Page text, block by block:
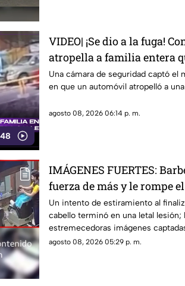
VIDEO| ¡Se dio a la fuga!
atropella a familia entera
sobre la calle
Una cámara de seguridad captó el
en que un automóvil atropelló a
agosto 08, 2026 06:14 p. m.
IMÁGENES FUERTES:
fuerza de más y le rompe
cliente en pleno corte
Un intento de estiramiento al
cabello terminó en una letal lesión;
estremecedoras imágenes
seguridad se hicieron virales
agosto 08, 2026 05:29 p. m.